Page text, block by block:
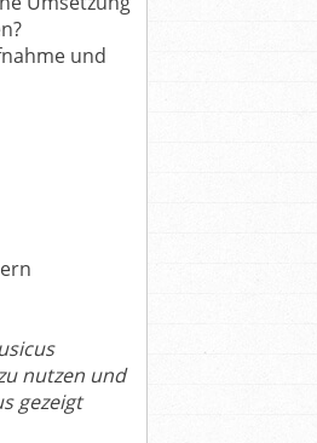
und
nutzen und
gezeigt